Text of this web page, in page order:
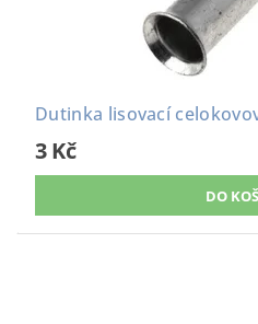
Dutinka lisovací
3 Kč